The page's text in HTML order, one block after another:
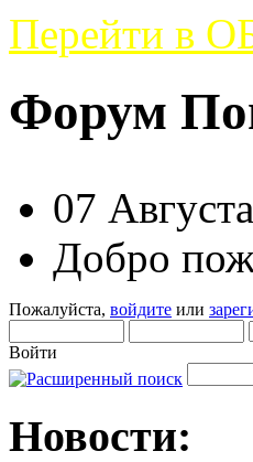
Перейти в
Форум
07
Добро
Пожалуйста, войдите или
Войти
Новости: